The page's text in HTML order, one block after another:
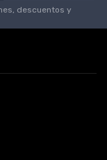
descuentos y